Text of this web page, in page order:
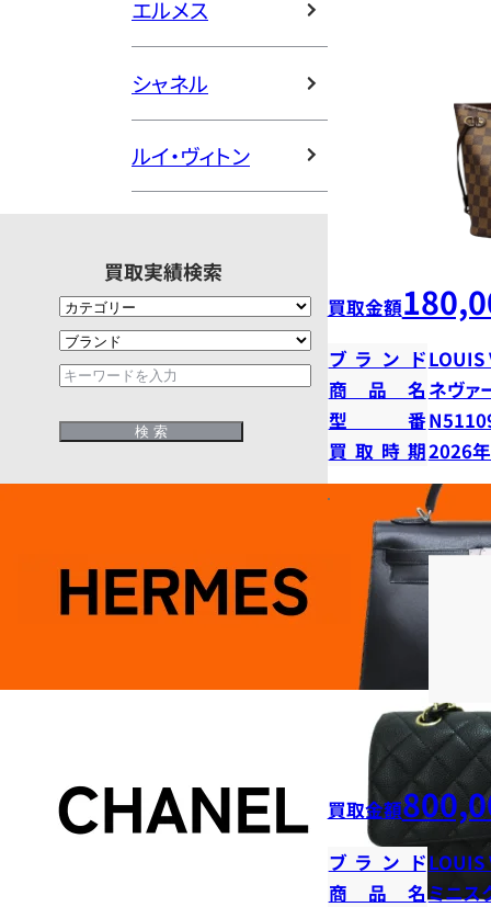
エルメス
シャネル
ルイ・ヴィトン
買取実績検索
買取金額
ブランドLOUIS
商品名 ネヴァ
型番
買取時期2026
買取金額
ブランドLOUIS
商品名 ミニス